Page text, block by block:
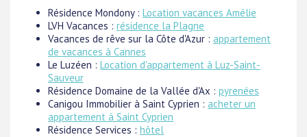
Résidence Mondony : Location vacances Amélie
LVH Vacances : résidence la Plagne
Vacances de rêve sur la Côte d'Azur : appartement
de vacances à Cannes
Le Luzéen : Location d'appartement à Luz-Saint-
Sauveur
Résidence Domaine de la Vallée d'Ax : pyrenées
Canigou Immobilier à Saint Cyprien : acheter un
appartement à Saint Cyprien
Résidence Services : hôtel